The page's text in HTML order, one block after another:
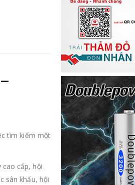
tìm kiếm một
cấp, hội
sân khấu, hội